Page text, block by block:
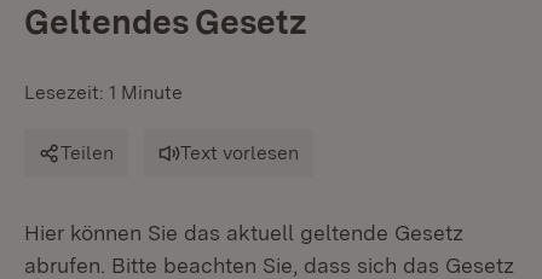
Geltendes Gesetz
Lesezeit: 1 Minute
Teilen Text vorlesen
Hier können Sie das aktuell geltende Gesetz
abrufen. Bitte beachten Sie, dass sich das Gesetz